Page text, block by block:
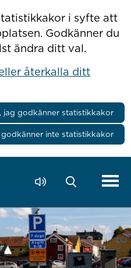
i syfte att
Godkänner du
ändra ditt val.
återkalla ditt
jag godkänner statistikkakor
godkänner inte statistikkakor